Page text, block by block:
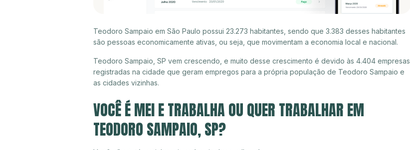
Teodoro Sampaio em São Paulo possui 23.273 habitantes, sendo que 3.383 desses habitantes
são pessoas economicamente ativas, ou seja, que movimentam a economia local e nacional.
Teodoro Sampaio, SP vem crescendo, e muito desse crescimento é devido às 4.404 empresas
registradas na cidade que geram empregos para a própria população de Teodoro Sampaio e
as cidades vizinhas.
VOCÊ É MEI E TRABALHA OU QUER TRABALHAR EM
TEODORO SAMPAIO, SP?